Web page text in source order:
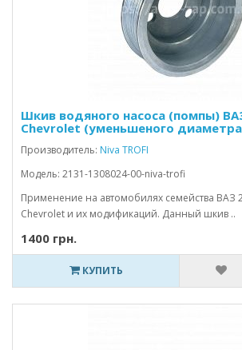
Шкив водяного насоса (помпы)
Chevrolet (уменьшеного
Производитель: Niva TROFI
Модель: 2131-1308024-00-niva-trofi
Применение на автомобилях семейства ВАЗ
Chevrolet и их модификаций. Данный шкив ..
1400 грн.
КУПИТЬ